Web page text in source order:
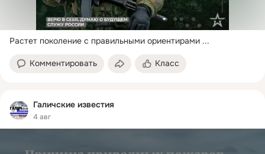
Растет поколение с правильными ориентирами ...
Комментировать Класс
Галичские известия
4 авг